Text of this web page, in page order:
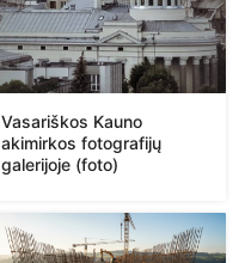
Vasariškos Kauno
akimirkos fotografijų
galerijoje (foto)